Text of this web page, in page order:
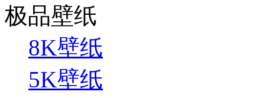
极品壁纸
8K壁纸
5K壁纸